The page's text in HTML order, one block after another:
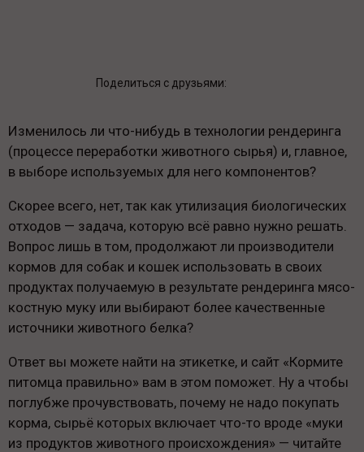
Поделиться с друзьями:
Изменилось ли что-нибудь в технологии рендеринга
(процессе переработки животного сырья) и, главное,
в выборе используемых для него компонентов?
Скорее всего, нет, так как утилизация биологических
отходов — задача, которую всё равно нужно решать.
Вопрос лишь в том, продолжают ли производители
кормов для собак и кошек использовать в своих
продуктах получаемую в результате рендеринга мясо-
костную муку или выбирают более качественные
источники животного белка?
Ответ вы можете найти на этикетке, и сайт «Кормите
питомца правильно» вам в этом поможет. Ну а чтобы
поглубже прочувствовать, почему не надо покупать
корма, сырьё которых включает что-то вроде «муки
из продуктов животного происхождения» — читайте